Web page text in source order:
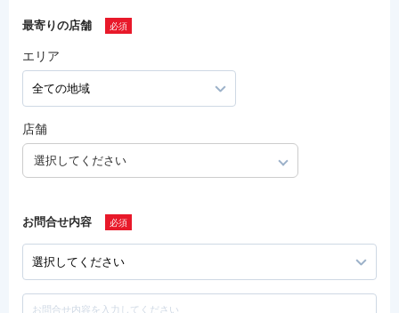
最寄りの店舗
エリア
店舗
選択してください
お問合せ内容